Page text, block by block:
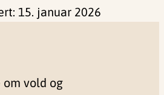
15. januar 2026
om vold og